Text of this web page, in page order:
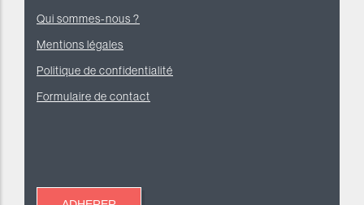
Qui sommes-nous ?
Mentions légales
Politique de confidentialité
Formulaire de contact